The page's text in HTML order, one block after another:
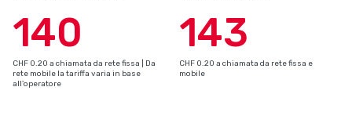
140
CHF 0.20 a chiamata da rete fissa | Da
rete mobile la tariffa varia in base
all’operatore
143
CHF 0.20 a chiamata da rete fissa e
mobile